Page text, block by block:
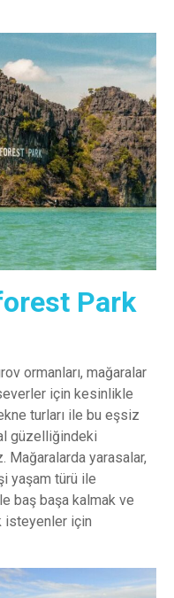
Park
ormanları, mağaralar
için kesinlikle
turları ile bu eşsiz
güzelliğindeki
Mağaralarda yarasalar,
yaşam türü ile
baş başa kalmak ve
isteyenler için